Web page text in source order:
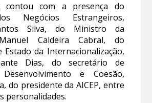
contou com a presença do
Negócios Estrangeiros,
Silva, do Ministro da
Caldeira Cabral, do
Estado da Internacionalização,
Dias, do secretário de
e Coesão,
do presidente da AICEP, entre
personalidades.